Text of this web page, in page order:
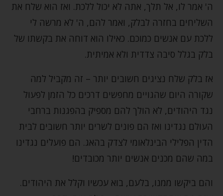
ה' אמר לו, אל תלך, אתה לא יכול ללכת. ואז הוא שלח את
השליחים בחזרה לבלק, ואמר להם, ה' לא מרשה לי
ללכת עם אנשים כמוכם. כאילו הוא דוחה את בקשתו של
בלק בגלל סיבה צדדית ולא אמיתית.
אז בלק שלח נציגים חשובים יותר – זה מקביל למה
שקורה היום שהגויים מחפשים דרכים כל הזמן לפעול
נגד היהודים, לא הולך להם מספיק בהפגנות ברחבי
העולם נגדינו ואז הם פונים לשרים יותר חשובים לבית
הדין הפלילי הבינלאומי לצדק בהאג. הם פועלים נגדינו
במה שהם מכנים אנשים יותר מכובדים!
והם ביקשו ממנו, בלעם, בוא עכשיו וקלל את היהודים.